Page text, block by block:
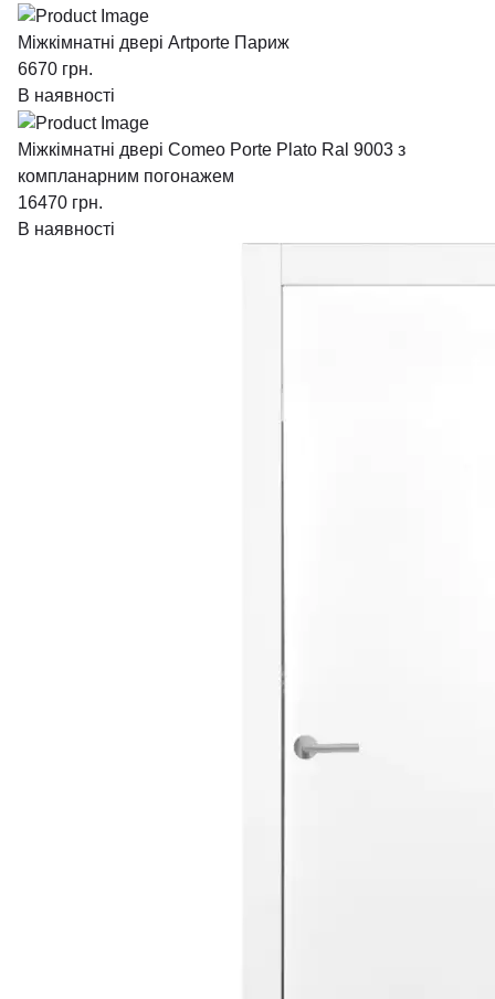
Міжкімнатні двері Artporte Париж
6670 грн.
В наявності
Міжкімнатні двері Comeo Porte Plato Ral 9003 з
компланарним погонажем
16470 грн.
В наявності